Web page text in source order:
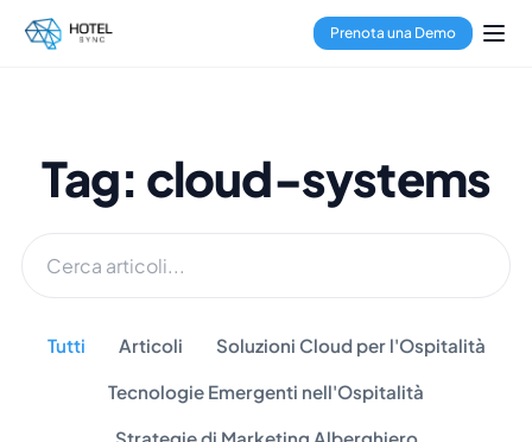
Prenota una Demo
Tag: cloud-systems
Tutti Articoli Soluzioni Cloud per l'Ospitalità
Tecnologie Emergenti nell'Ospitalità